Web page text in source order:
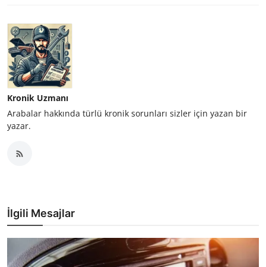
Kronik Uzmanı
Arabalar hakkında türlü kronik sorunları sizler için yazan bir
yazar.
İlgili Mesajlar